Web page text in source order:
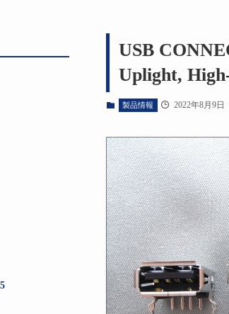
USB
Uplight,
製品情報 2022年8月9日